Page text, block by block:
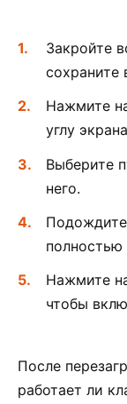
Закройте
сохраните
Нажмите
углу
Выберите
него.
Подождите
Нажмите
чтобы
После
работает ли